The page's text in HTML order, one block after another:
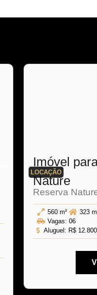
LOCAÇÃO
Imóvel
Nature
Reserva
560 m² 323
Vagas: 06
Aluguel: R$